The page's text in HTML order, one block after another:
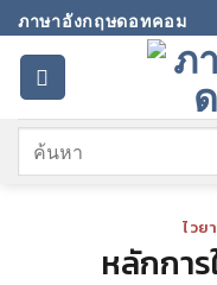
Skip
content
ภาษาอังกฤษดอทคอม
ไวย
หลักการ